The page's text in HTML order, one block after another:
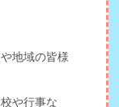
地域の皆様
や行事な